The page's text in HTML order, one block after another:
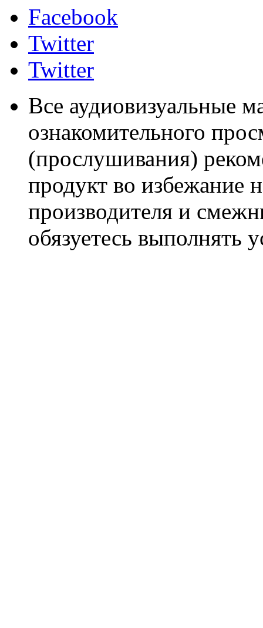
Facebook
Twitter
Twitter
Все аудиовизуальные
ознакомительного
(прослушивания)
продукт во избежание
производителя и
обязуетесь выполнять